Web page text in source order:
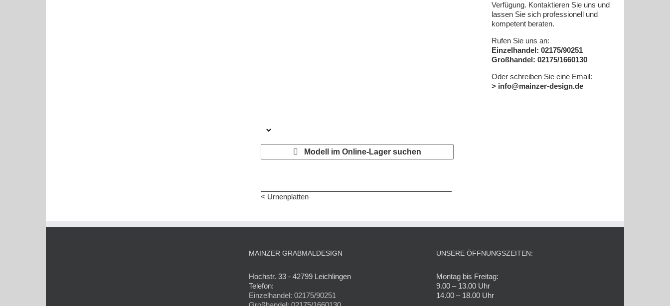
Modell im Online-Lager suchen
< Urnenplatten
Verfügung. Kontaktieren Sie uns und
lassen Sie sich professionell und
kompetent beraten.
Rufen Sie uns an:
Einzelhandel: 02175/90251
Großhandel: 02175/1660130
Oder schreiben Sie eine Email:
> info@mainzer-design.de
MAINZER GRABMALDESIGN
Hochstr. 33 - 42799 Leichlingen
Telefon:
Einzelhandel: 02175/90251
UNSERE ÖFFNUNGSZEITEN:
Montag bis Freitag:
9.00 – 13.00 Uhr
14.00 – 18.00 Uhr